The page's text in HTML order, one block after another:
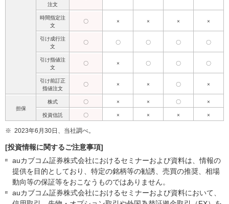
注文
時間指定注
文
〇 × × × ×
引け成行注
文
〇 〇 〇 〇 〇
引け指値注
文
〇 × 〇 〇 〇
引け前訂正
指値注文
〇 × × 〇 ×
担保
株式 〇 × × 〇 ×
投資信託 〇 × × × ×
※ 2023年6月30日、当社調べ。
[投資情報に関するご注意事項]
auカブコム証券株式会社におけるセミナーおよび資料は、情報の
提供を目的としており、特定の銘柄等の勧誘、売買の推奨、相場
動向等の保証等をおこなうものではありません。
auカブコム証券株式会社におけるセミナーおよび資料において、